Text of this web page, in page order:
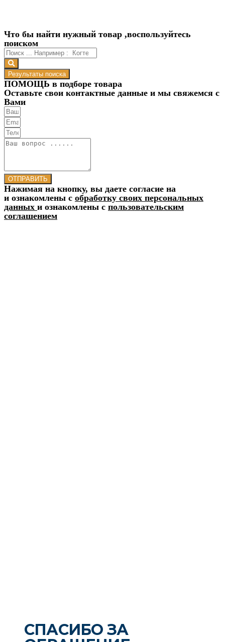
Что бы найти нужный товар ,воспользуйтесь
поиском
Результаты поиска
ПОМОЩЬ в подборе товара
Оставьте свои контактные данные и мы свяжемся с
Вами
ОТПРАВИТЬ
Нажимая на кнопку, вы даете согласие на
и ознакомлены с обработку своих персональных
данных и ознакомлены с пользовательским
соглашением
СПАСИБО ЗА